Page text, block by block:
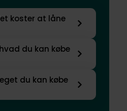
koster at låne
du kan købe
du kan købe